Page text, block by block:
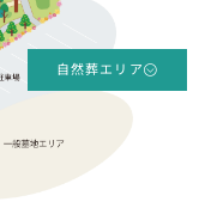
自然葬エリア